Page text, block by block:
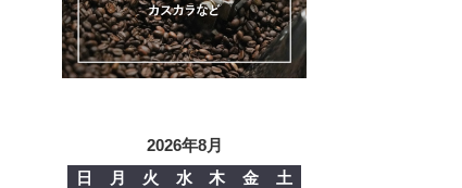
2026年8月
日
月 火 水 木 金
土